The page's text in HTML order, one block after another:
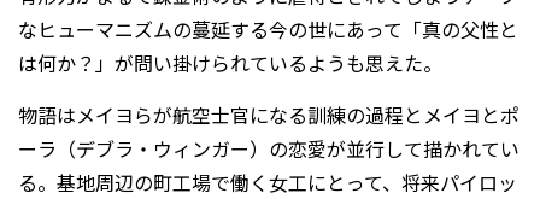
なヒューマニズムの蔓延する今の世にあって「真の父性と
は何か？」が問い掛けられているようも思えた。
物語はメイヨらが航空士官になる訓練の過程とメイヨとポ
ーラ（デブラ・ウィンガー）の恋愛が並行して描かれてい
る。基地周辺の町工場で働く女工にとって、将来パイロッ